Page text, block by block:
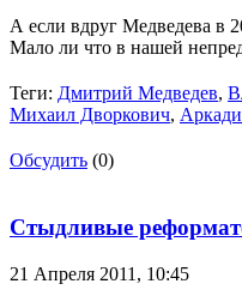
А если вдруг Медведева в
Мало ли что в нашей
Теги: Дмитрий Медведев,
Михаил Дворкович,
Обсудить (0)
Стыдливые
21 Апреля 2011, 10:45